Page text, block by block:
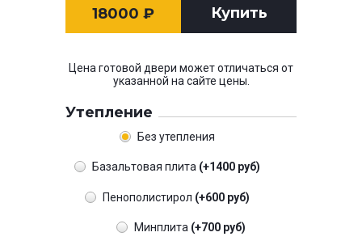
18000 ₽ Купить
Цена готовой двери может отличаться от
указанной на сайте цены.
Утепление
Без утепления
Базальтовая плита (+1400 руб)
Пенополистирол (+600 руб)
Минплита (+700 руб)